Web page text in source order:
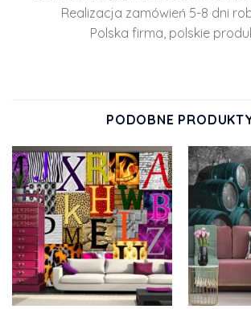
Realizacja zamówień 5-8 dni
Polska firma, polskie
PODOBNE